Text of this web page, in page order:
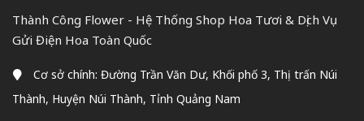
Thành Công Flower - Hệ Thống Shop Hoa Tươi & Dịch Vụ
Gửi Điện Hoa Toàn Quốc
Cơ sở chính: Đường Trần Văn Dư, Khối phố 3, Thị trấn Núi
Thành, Huyện Núi Thành, Tỉnh Quảng Nam